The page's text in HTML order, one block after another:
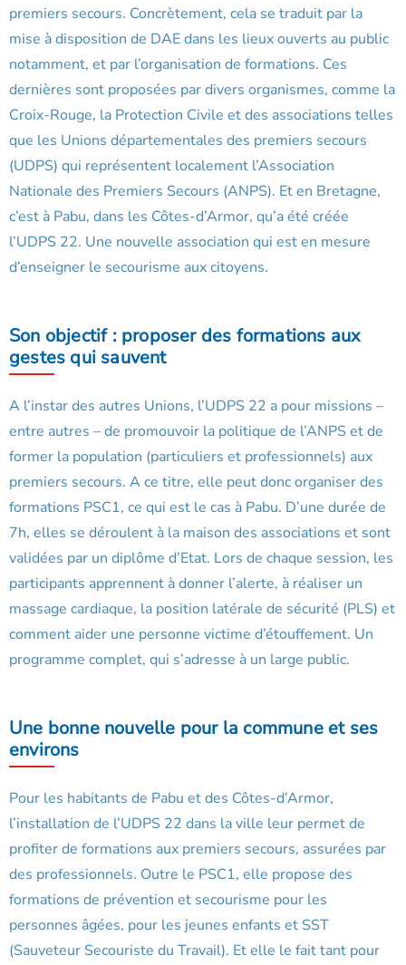
premiers secours. Concrètement, cela se traduit par la
mise à disposition de DAE dans les lieux ouverts au public
notamment, et par l’organisation de formations. Ces
dernières sont proposées par divers organismes, comme la
Croix-Rouge, la Protection Civile et des associations telles
que les Unions départementales des premiers secours
(UDPS) qui représentent localement l’Association
Nationale des Premiers Secours (ANPS). Et en Bretagne,
c’est à Pabu, dans les Côtes-d’Armor, qu’a été créée
l’UDPS 22. Une nouvelle association qui est en mesure
d’enseigner le secourisme aux citoyens.
Son objectif : proposer des formations aux
gestes qui sauvent
A l’instar des autres Unions, l’UDPS 22 a pour missions –
entre autres – de promouvoir la politique de l’ANPS et de
former la population (particuliers et professionnels) aux
premiers secours. A ce titre, elle peut donc organiser des
formations PSC1, ce qui est le cas à Pabu. D’une durée de
7h, elles se déroulent à la maison des associations et sont
validées par un diplôme d’Etat. Lors de chaque session, les
participants apprennent à donner l’alerte, à réaliser un
massage cardiaque, la position latérale de sécurité (PLS) et
comment aider une personne victime d’étouffement. Un
programme complet, qui s’adresse à un large public.
Une bonne nouvelle pour la commune et ses
environs
Pour les habitants de Pabu et des Côtes-d’Armor,
l’installation de l’UDPS 22 dans la ville leur permet de
profiter de formations aux premiers secours, assurées par
des professionnels. Outre le PSC1, elle propose des
formations de prévention et secourisme pour les
personnes âgées, pour les jeunes enfants et SST
(Sauveteur Secouriste du Travail). Et elle le fait tant pour